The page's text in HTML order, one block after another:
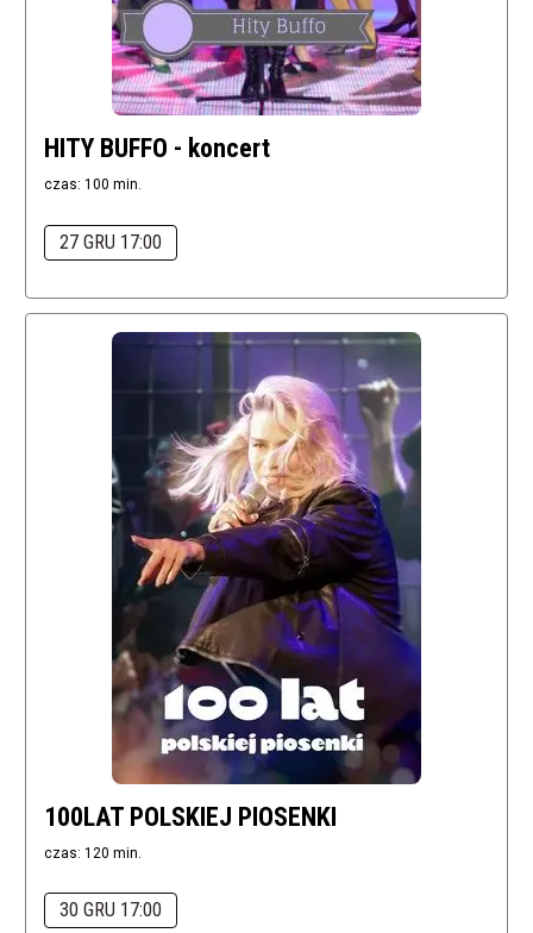
HITY BUFFO - koncert
czas: 100 min.
27 GRU 17:00
100LAT POLSKIEJ PIOSENKI
czas: 120 min.
30 GRU 17:00